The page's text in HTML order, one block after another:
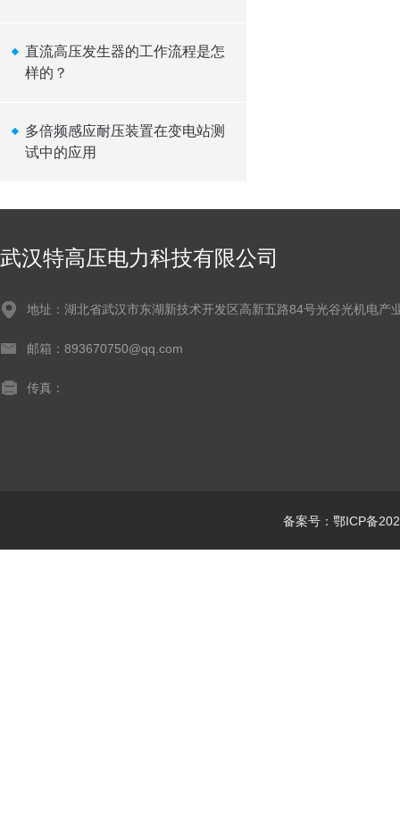
直流高压发生器的工作流程是怎
样的？
多倍频感应耐压装置在变电站测
试中的应用
武汉特高压电力科技有限公司
地址：湖北省武汉市东湖新技术开发区高新五路84号光谷光机电产
邮箱：893670750@qq.com
传真：
备案号：鄂ICP备